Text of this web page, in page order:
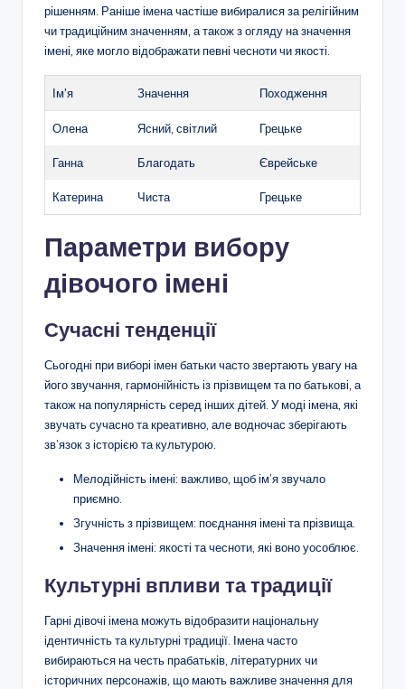
рішенням. Раніше імена частіше вибиралися за релігійним
чи традиційним значенням, а також з огляду на значення
імені, яке могло відображати певні чесноти чи якості.
Ім’я Значення Походження
Олена Ясний, світлий Грецьке
Ганна Благодать Єврейське
Катерина Чиста Грецьке
Параметри вибору
дівочого імені
Сучасні тенденції
Сьогодні при виборі імен батьки часто звертають увагу на
його звучання, гармонійність із прізвищем та по батькові, а
також на популярність серед інших дітей. У моді імена, які
звучать сучасно та креативно, але водночас зберігають
зв’язок з історією та культурою.
Мелодійність імені: важливо, щоб ім’я звучало
приємно.
Згучність з прізвищем: поєднання імені та прізвища.
Значення імені: якості та чесноти, які воно уособлює.
Культурні впливи та традиції
Гарні дівочі імена можуть відобразити національну
ідентичність та культурні традиції. Імена часто
вибираються на честь прабатьків, літературних чи
історичних персонажів, що мають важливе значення для